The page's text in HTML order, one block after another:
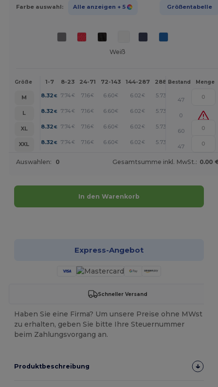
Farbe auswahl: Alle anzeigen + 5 Größentabelle
Weiß
Größe 1-7 8-23 24-71 72-143 144-287 288 + Mehr
Bestand Menge
M 8.32 € 7.74€ 7.16€ 6.60€ 6.02 € 5.73 +
47
L
8.32 € 7.74€ 7.16€ 6.60€ 6.02 € 5.73 +
0
XL
8.32 € 7.74€ 7.16€ 6.60€ 6.02 € 5.73 +
60
XXL
8.32 € 7.74€ 7.16€ 6.60€ 6.02 € 5.73 +
47
Auswahlen: 0 Gesamtsumme inkl. MwSt.: 0.00
In den Warenkorb
Express-Angebot
Schneller Versand
Haben Sie eine Firma? Um unsere Preise ohne MWst
zu erhalten, geben Sie bitte Ihre Steuernummer
beim Zahlungsvorgang an.
Produktbeschreibung